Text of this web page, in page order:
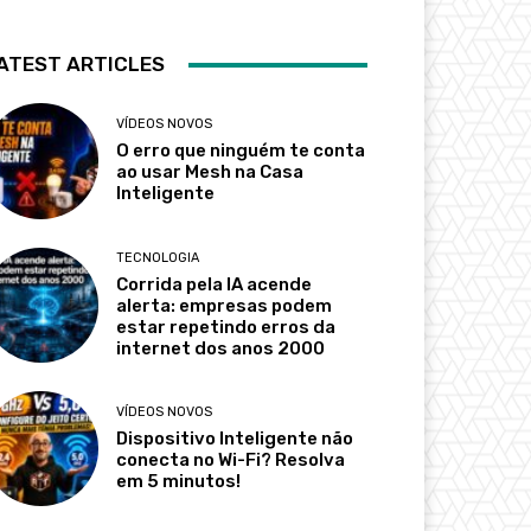
ARTICLES
VÍDEOS NOVOS
O erro que ninguém te conta
ao usar Mesh na Casa
Inteligente
TECNOLOGIA
Corrida pela IA acende
alerta: empresas podem
estar repetindo erros da
internet dos anos 2000
VÍDEOS NOVOS
Dispositivo Inteligente não
conecta no Wi-Fi? Resolva
em 5 minutos!